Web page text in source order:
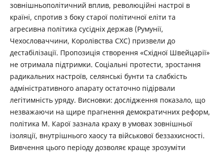
зовнішньополітичний вплив, революційні настрої в
країні, спротив з боку старої політичної еліти та
агресивна політика сусідніх держав (Румунії,
Чехословаччини, Королівства СХС) призвели до
дестабілізації. Пропозиція створення «Східної Швейцарії»
не отримала підтримки. Соціальні протести, зростання
радикальних настроїв, селянські бунти та слабкість
адміністративного апарату остаточно підірвали
легітимність уряду. Висновки: дослідження показало, що
незважаючи на щире прагнення демократичних реформ,
політика М. Карої зазнала краху в умовах зовнішньої
ізоляції, внутрішнього хаосу та військової беззахисності.
Вивчення цього періоду дозволяє краще зрозуміти